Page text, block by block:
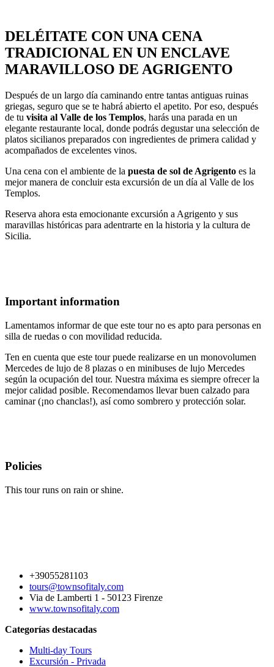
DELÉITATE CON UNA CENA
TRADICIONAL EN UN ENCLAVE
MARAVILLOSO DE AGRIGENTO
Después de un largo día caminando entre tantas antiguas ruinas
griegas, seguro que se te habrá abierto el apetito. Por eso, después
de tu visita al Valle de los Templos, harás una parada en un
elegante restaurante local, donde podrás degustar una selección de
platos sicilianos preparados con ingredientes de primera calidad y
acompañados de excelentes vinos.
Una cena con el ambiente de la puesta de sol de Agrigento es la
mejor manera de concluir esta excursión de un día al Valle de los
Templos.
Reserva ahora esta emocionante excursión a Agrigento y sus
maravillas históricas para adentrarte en la historia y la cultura de
Sicilia.
Important information
Lamentamos informar de que este tour no es apto para personas en
silla de ruedas o con movilidad reducida.
Ten en cuenta que este tour puede realizarse en un monovolumen
Mercedes de lujo de 8 plazas o en minibuses de lujo Mercedes
según la ocupación del tour. Nuestra máxima es siempre ofrecer la
mejor calidad posible. Recomendamos llevar buen calzado para
caminar (¡no chanclas!), así como sombrero y protección solar.
Policies
This tour runs on rain or shine.
+39055281103
tours@townsofitaly.com
Via de Lamberti 1 - 50123 Firenze
www.townsofitaly.com
Categorías destacadas
Multi-day Tours
Excursión - Privada